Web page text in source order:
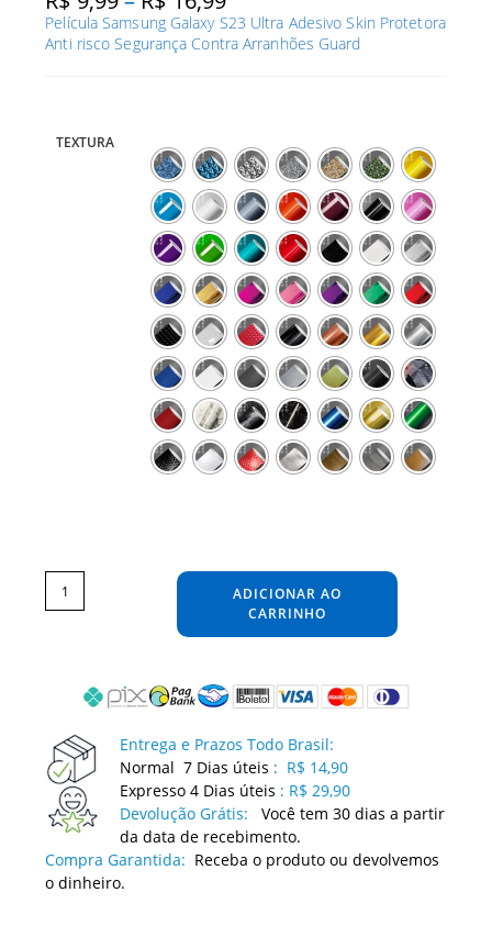
preço:
R$ 9,99
Película Samsung Galaxy S23 Ultra Adesivo Skin Protetora
Anti risco Segurança Contra Arranhões Guard
TEXTURA
Película
Samsung
Galaxy
S23
Ultra
Adesivo
quantidade
ADICIONAR AO
CARRINHO
Entrega e Prazos Todo Brasil:
Normal 7 Dias úteis : R$ 14,90
Expresso 4 Dias úteis : R$ 29,90
Devolução Grátis:
Você tem 30 dias a partir
da data de recebimento.
Compra Garantida: Receba o produto ou devolvemos
o dinheiro.